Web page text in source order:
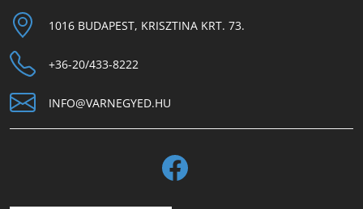
1016 BUDAPEST, KRISZTINA KRT. 73.
+36-20/433-8222
INFO@VARNEGYED.HU